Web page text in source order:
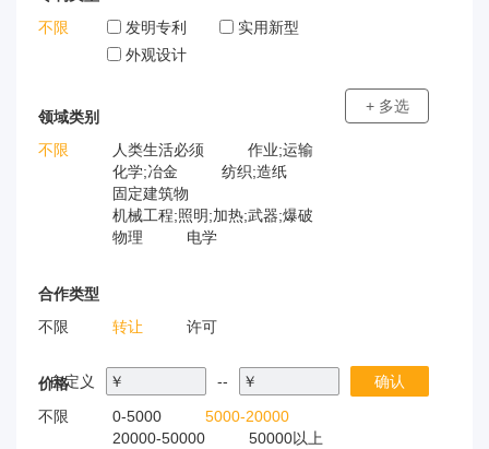
不限
发明专利
实用新型
外观设计
领域类别
不限
人类生活必须
作业;运输
化学;冶金
纺织;造纸
固定建筑物
机械工程;照明;加热;武器;爆破
物理
电学
+ 多选
合作类型
不限
转让 许可
价格
不限
0-5000
5000-20000
20000-50000
50000以上
自定义 ￥ -- ￥ 确认